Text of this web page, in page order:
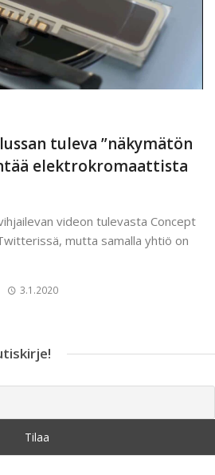
tuleva ”näkymätön
elektrokromaattista
videon tulevasta Concept
mutta samalla yhtiö on
3.1.2020